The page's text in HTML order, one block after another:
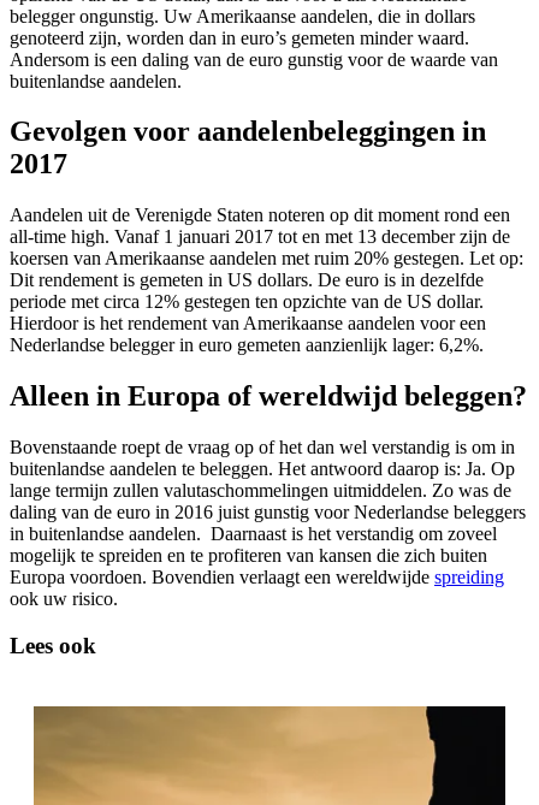
belegger ongunstig. Uw Amerikaanse aandelen, die in dollars
genoteerd zijn, worden dan in euro’s gemeten minder waard.
Andersom is een daling van de euro gunstig voor de waarde van
buitenlandse aandelen.
Gevolgen voor aandelenbeleggingen in
2017
Aandelen uit de Verenigde Staten noteren op dit moment rond een
all-time high. Vanaf 1 januari 2017 tot en met 13 december zijn de
koersen van Amerikaanse aandelen met ruim 20% gestegen. Let op:
Dit rendement is gemeten in US dollars. De euro is in dezelfde
periode met circa 12% gestegen ten opzichte van de US dollar.
Hierdoor is het rendement van Amerikaanse aandelen voor een
Nederlandse belegger in euro gemeten aanzienlijk lager: 6,2%.
Alleen in Europa of wereldwijd beleggen?
Bovenstaande roept de vraag op of het dan wel verstandig is om in
buitenlandse aandelen te beleggen. Het antwoord daarop is: Ja. Op
lange termijn zullen valutaschommelingen uitmiddelen. Zo was de
daling van de euro in 2016 juist gunstig voor Nederlandse beleggers
in buitenlandse aandelen. Daarnaast is het verstandig om zoveel
mogelijk te spreiden en te profiteren van kansen die zich buiten
Europa voordoen. Bovendien verlaagt een wereldwijde spreiding
ook uw risico.
Lees ook